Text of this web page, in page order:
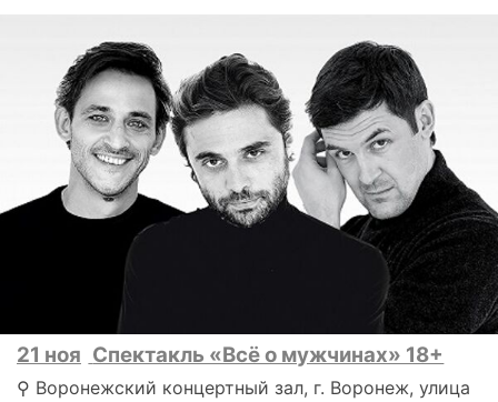
21 ноя Спектакль «Всё о мужчинах» 18+
⚲ Воронежский концертный зал, г. Воронеж, улица